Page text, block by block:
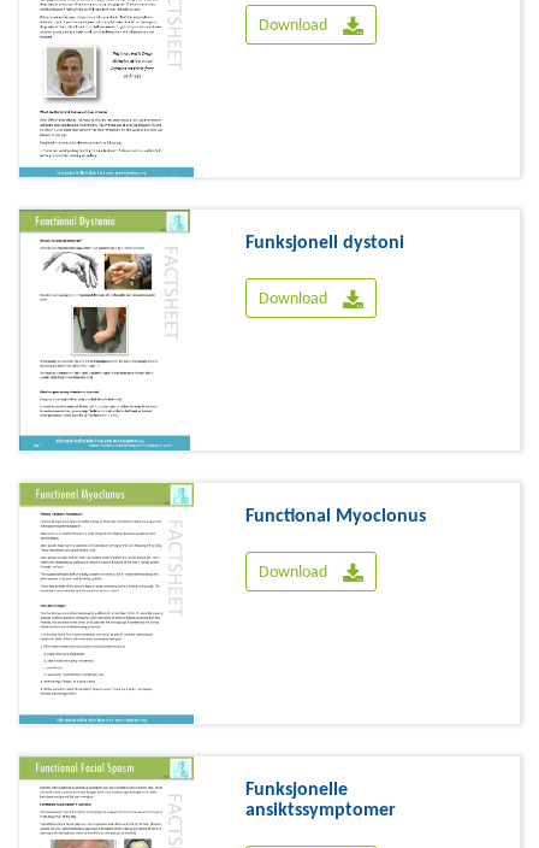
Download
Funksjonell dystoni
Download
Functional Myoclonus
Download
Funksjonelle
ansiktssymptomer